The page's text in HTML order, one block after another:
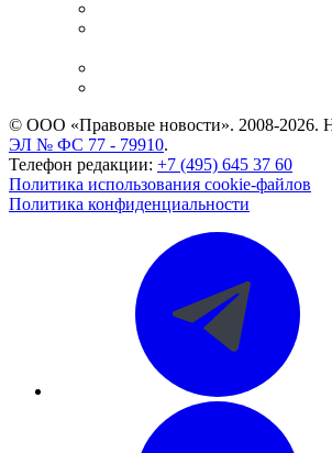
© ООО «Правовые новости». 2008-2026.
ЭЛ № ФС 77 - 79910.
Телефон редакции: +7 (495) 645 37 60
Политика использования cookie-файлов
Политика конфиденциальности